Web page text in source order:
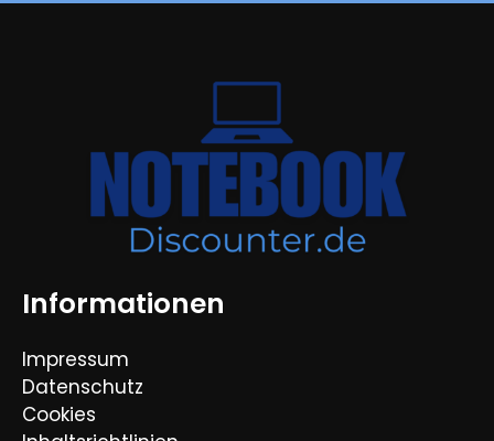
Informationen
Impressum
Datenschutz
Cookies